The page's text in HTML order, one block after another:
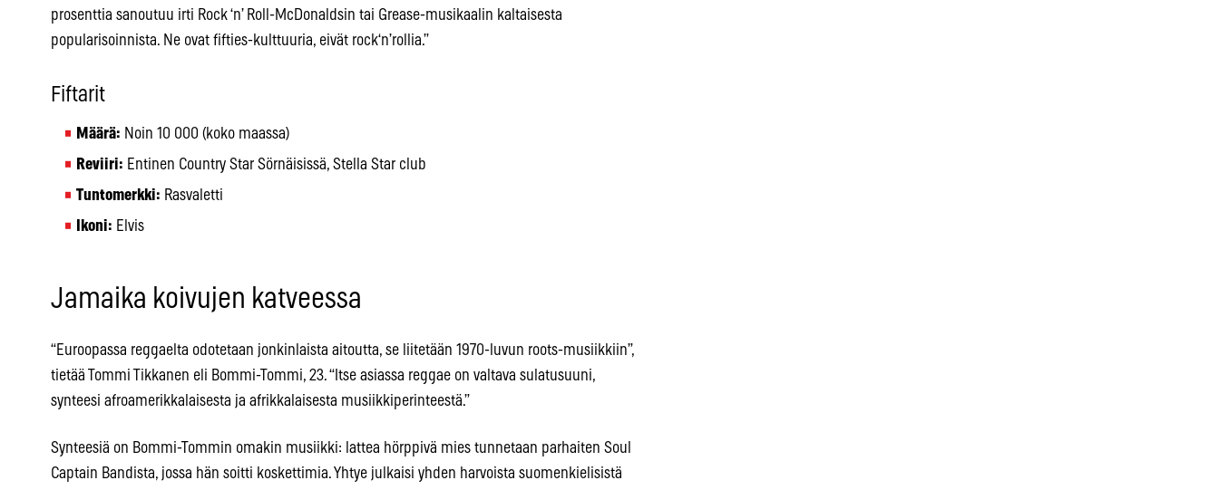
prosenttia sanoutuu irti Rock ‘n’ Roll-McDonaldsin tai Grease-musikaalin kaltaisesta
popularisoinnista. Ne ovat fifties-kulttuuria, eivät rock‘n’rollia.”
Fiftarit
Määrä: Noin 10 000 (koko maassa)
Reviiri: Entinen Country Star Sörnäisissä, Stella Star club
Tuntomerkki: Rasvaletti
Ikoni: Elvis
Jamaika koivujen katveessa
“Euroopassa reggaelta odotetaan jonkinlaista aitoutta, se liitetään 1970-luvun roots-musiikkiin”,
tietää Tommi Tikkanen eli Bommi-Tommi, 23. “Itse asiassa reggae on valtava sulatusuuni,
synteesi afroamerikkalaisesta ja afrikkalaisesta musiikkiperinteestä.”
Synteesiä on Bommi-Tommin omakin musiikki: lattea hörppivä mies tunnetaan parhaiten Soul
Captain Bandista, jossa hän soitti koskettimia. Yhtye julkaisi yhden harvoista suomenkielisistä